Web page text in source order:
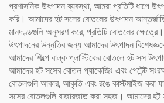
প্রশাসনিক উৎপাদন ব্যবস্থা, আমরা প্রতিটি ধাপে
করি। আমাদের হট সসের বোতলের উৎপাদন
মানদণ্ডগুলি অনুসরণ করে, প্রতিটি বোতলের
উৎপাদনের উন্নতির জন্য আমাদের উৎপাদন
আমাদের শিল্পে বাল্ক প্লাস্টিকের বোতলে হট সস
আমাদের হট সসের বোতল প্যাকেজিং এবং পেটেন্ট
বোতলগুলি আকার, আকৃতি এবং রঙে কাস্টমাইজ করা
সসের বোতলগুলি বাজারজাত করা সহজ। আমাদের হট